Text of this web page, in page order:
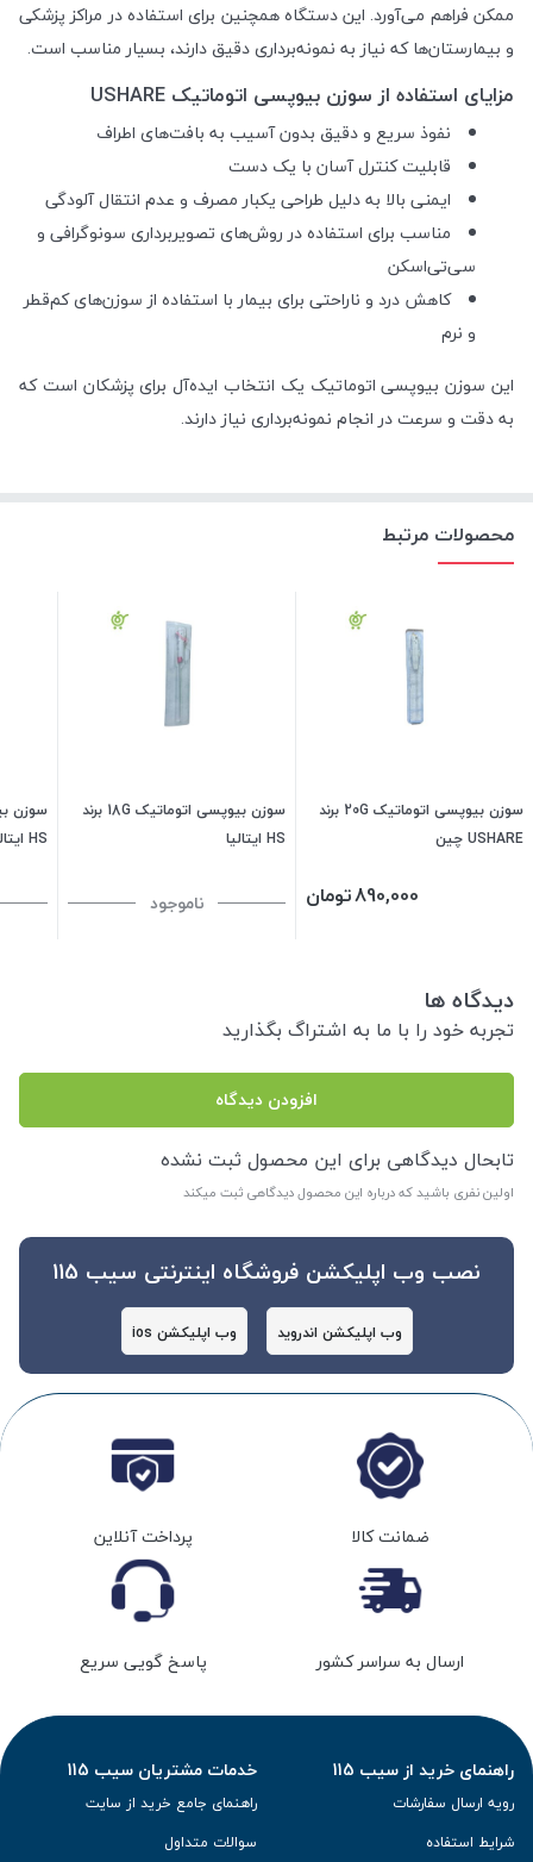
ممکن فراهم می‌آورد. این دستگاه همچنین برای استفاده در مراکز پزشکی
و بیمارستان‌ها که نیاز به نمونه‌برداری دقیق دارند، بسیار مناسب است.
مزایای استفاده از سوزن بیوپسی اتوماتیک USHARE
نفوذ سریع و دقیق بدون آسیب به بافت‌های اطراف
قابلیت کنترل آسان با یک دست
ایمنی بالا به دلیل طراحی یکبار مصرف و عدم انتقال آلودگی
مناسب برای استفاده در روش‌های تصویربرداری سونوگرافی و
سی‌تی‌اسکن
کاهش درد و ناراحتی برای بیمار با استفاده از سوزن‌های کم‌قطر
و نرم
این سوزن بیوپسی اتوماتیک یک انتخاب ایده‌آل برای پزشکان است که
به دقت و سرعت در انجام نمونه‌برداری نیاز دارند.
محصولات مرتبط
سوزن بیوپسی اتوماتیک 20G برند
USHARE چین
890,000تومان
سوزن بیوپسی اتوماتیک 18G برند
HS ایتالیا
ناموجود
HS ایتالیا
دیدگاه ها
تجربه خود را با ما به اشتراگ بگذارید
افزودن دیدگاه
تابحال دیدگاهی برای این محصول ثبت نشده
اولین نفری باشید که درباره این محصول دیدگاهی ثبت میکند
نصب وب اپلیکشن فروشگاه اینترنتی سیب 115
وب اپلیکشن اندروید وب اپلیکشن ios
ضمانت کالا پرداخت آنلاین
ارسال به سراسر کشور پاسخ گویی سریع
راهنمای خرید از سیب 115
رویه ارسال سفارشات
شرایط استفاده
خدمات مشتریان سیب 115
راهنمای جامع خرید از سایت
سوالات متداول